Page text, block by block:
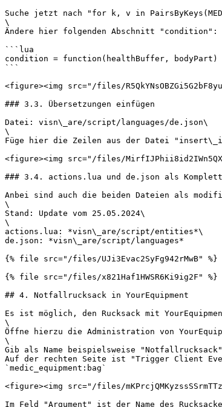
Suche jetzt nach "for k, v in
\
Ändere hier folgenden Abschnitt "condition":
```lua
condition = function(healthBuffer, bodyPart)
```
<figure><img src="/files/
### 3.3. Übersetzungen einfügen
Datei: visn\_are/script/languages/de.json\
\
Füge hier die Zeilen aus der Datei
<figure><img src="/files/
### 3.4. actions.lua und de.json als
Anbei sind auch die beiden Dateien als
\
Stand: Update vom 25.05.2024\
\
actions.lua: *visn\_are/script/entities*\
de.json: *visn\_are/script/languages*
{% file src="/files/UJi3Evac2SyFg942rMwB" %}
{% file src="/files/x821Haf1HWSR6Ki9ig2F" %}
## 4. Notfallrucksack in YourEquipment
Es ist möglich, den Rucksack mit
\
Öffne hierzu die Administration von
\
Gib als Name beispielsweise
Auf der rechten Seite ist "Trigger Client
`medic_equipment:bag`
<figure><img src="/files/
Im Feld "Argument" ist der Name des